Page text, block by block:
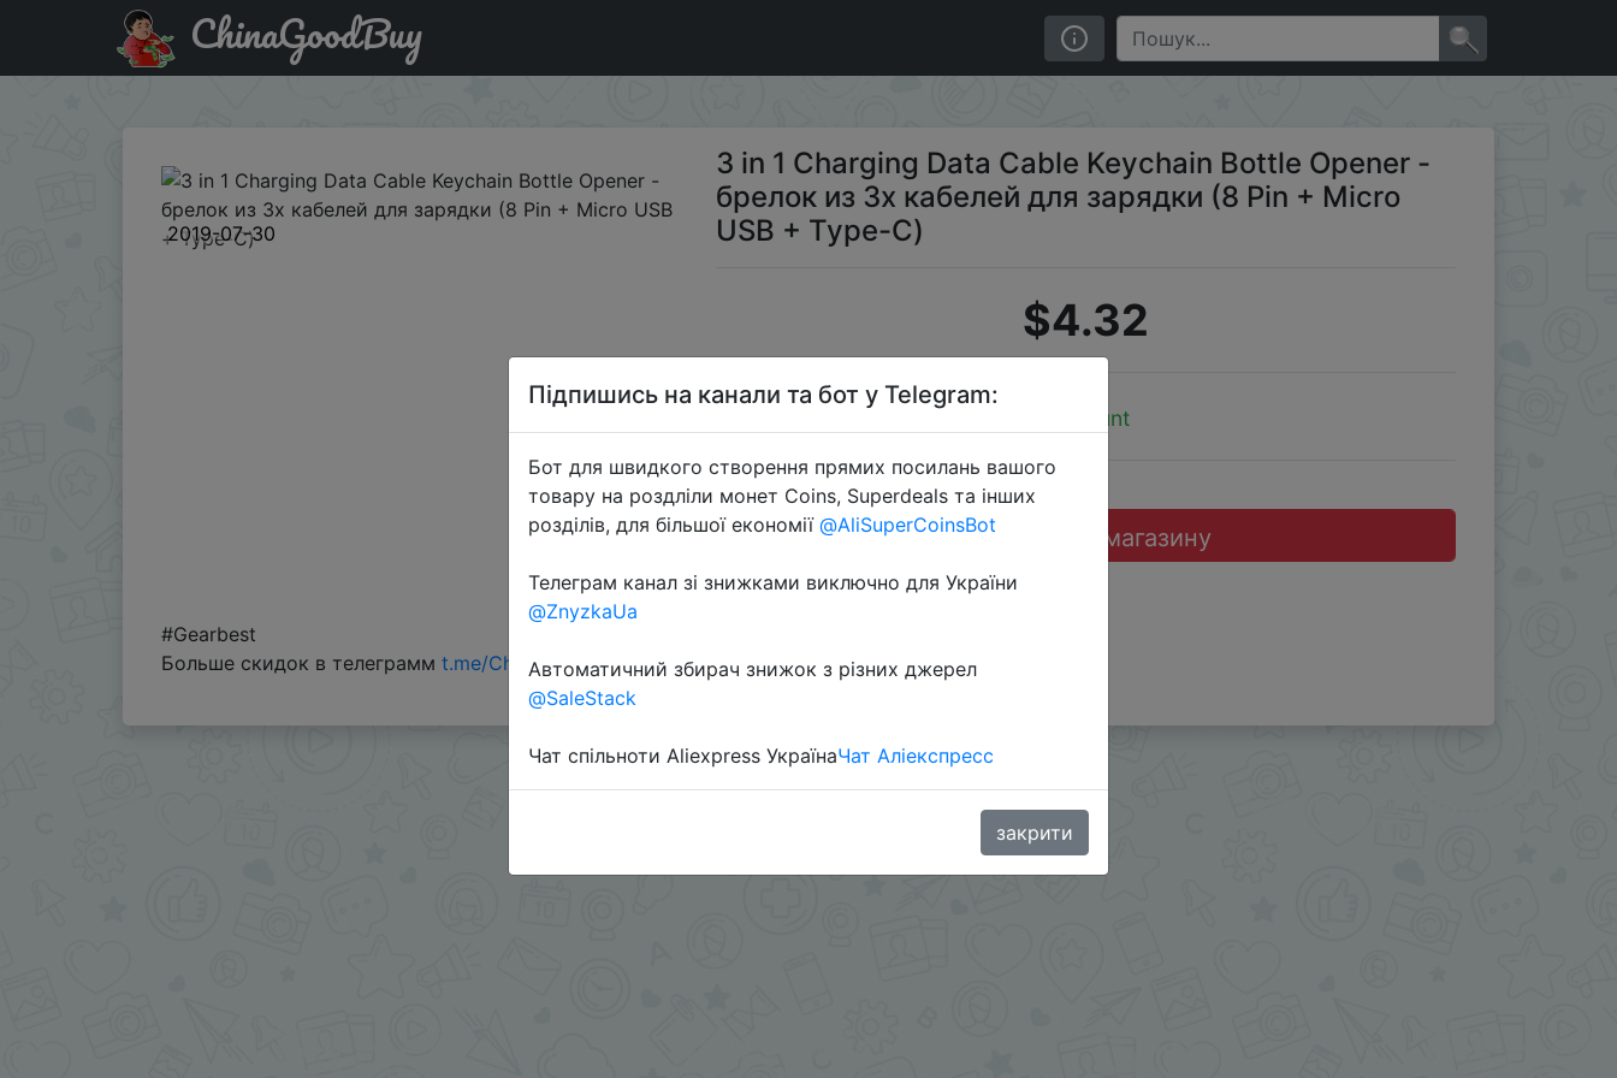
Придбати 3 in 1 Charging Data Cable Keychain Bottle Opener - брелок из 3х кабелей для зарядки (8 Pin + Micro USB + Type-C)
ChinaGoodBuy
2019-07-30
3 in 1 Charging Data Cable Keychain Bottle Opener -
брелок из 3х кабелей для зарядки (8 Pin + Micro
USB + Type-C)
$4.32
Discount
Перейти до магазину
#Gearbest
Больше скидок в телеграмм t.me/ChinaGoodBuy
Підпишись на канали та бот у Telegram:
Бот для швидкого створення прямих посилань вашого
товару на роздліли монет Coins, Superdeals та інших
розділів, для більшої економії @AliSuperCoinsBot
Телеграм канал зі знижками виключно для України
@ZnyzkaUa
Автоматичний збирач знижок з різних джерел
@SaleStack
Чат спільноти Aliexpress УкраїнаЧат Аліекспресс
закрити